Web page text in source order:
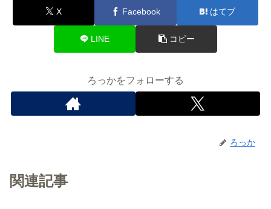
X Facebook はてブ
LINE コピー
ろっかをフォローする
ろっか
関連記事